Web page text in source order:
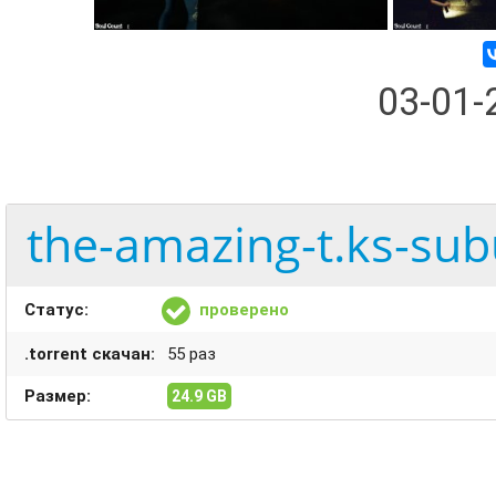
03-
the-amazing-t.ks-
Статус: проверено
.torrent скачан: 55 раз
Размер: 24.9 GB